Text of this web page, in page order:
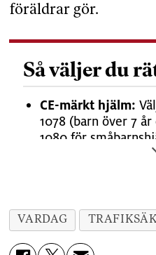
föräldrar gör.
Så väljer du
CE-märkt hjälm:
1078 (barn över 7
1080 för
Täck huvudet:Den
och bakhuvud.
VARDAG